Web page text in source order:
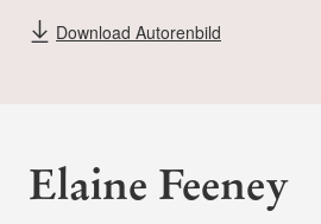
Download Autorenbild
Elaine Feeney